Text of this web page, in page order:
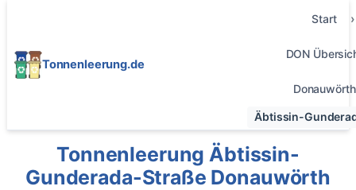
Tonnenleerung.de
Start
DON
Donauwörth
Äbtissin-
Tonnenleerung Äbtissin-
Gunderada-Straße Donauwörth